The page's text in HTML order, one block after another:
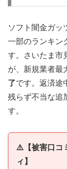
ソフト闇金ガッ
一部のランキン
す。さいたま市
が、新規業者最
了です。返済途
残らず不当な追
す。
⚠️【被害口コ
ィ】